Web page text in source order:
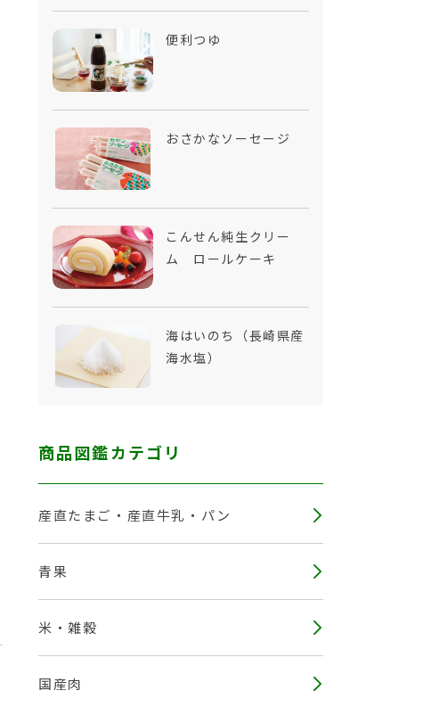
便利つゆ
おさかなソーセージ
こんせん純生クリー
ム ロールケーキ
海はいのち（長崎県産
海水塩）
商品図鑑カテゴリ
産直たまご・産直牛乳・パン
青果
米・雑穀
国産肉